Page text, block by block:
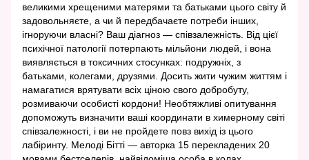
великими хрещеними матерями та батьками цього світу й
задовольняєте, а чи й передбачаєте потреби інших,
ігноруючи власні? Ваш діагноз — співзалежність. Від цієї
психічної патології потерпають мільйони людей, і вона
виявляється в токсичних стосунках: подружніх, з
батьками, колегами, друзями. Досить жити чужим життям і
намагатися врятувати всіх ціною свого добробуту,
розмиваючи особисті кордони! Необтяжливі опитування
допоможуть визначити ваші координати в химерному світі
співзалежності, і ви не пройдете повз вихід із цього
лабіринту. Мелоді Бітті — авторка 15 перекладених 20